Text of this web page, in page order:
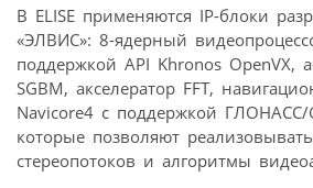
В ELISE применяются IP-блоки
«ЭЛВИС»: 8-ядерный
поддержкой API Khronos OpenVX,
SGBM, акселератор FFT,
Navicore4 с поддержкой ГЛОНАСС/
которые позволяют
стереопотоков и алгоритмы